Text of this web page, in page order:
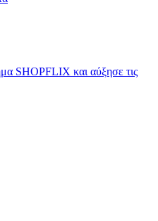
SHOPFLIX και αύξησε τις